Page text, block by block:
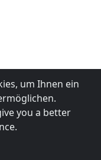
um Ihnen ein
you a better